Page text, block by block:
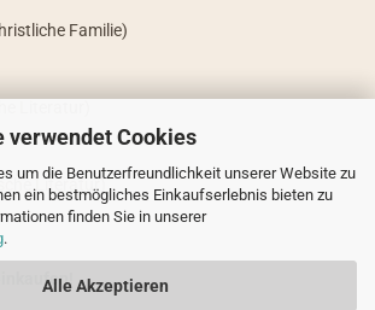
verwendet Cookies
um die Benutzerfreundlichkeit unserer Website zu
ein bestmögliches Einkaufserlebnis bieten zu
finden Sie in unserer
.
Alle Akzeptieren
Familie)
Literatur)